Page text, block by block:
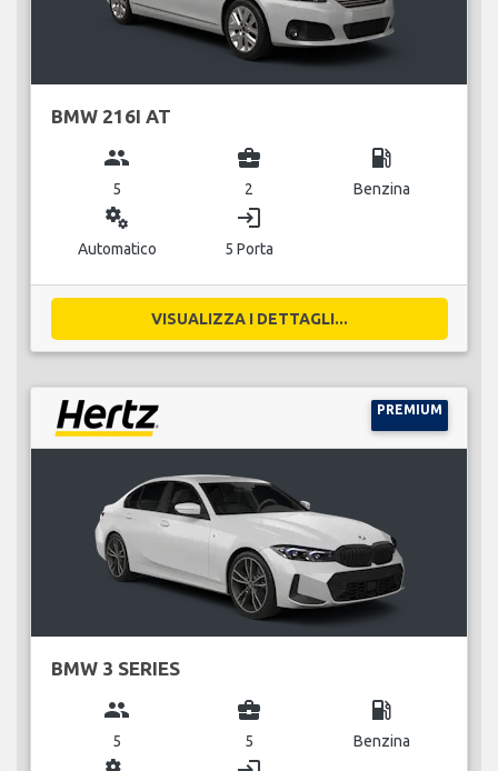
BMW 216I AT
group
5
business_center
2
local_gas_station
Benzina
miscellaneous_services
Automatico
login
5 Porta
VISUALIZZA I DETTAGLI...
PREMIUM
BMW 3 SERIES
group
5
business_center
5
local_gas_station
Benzina